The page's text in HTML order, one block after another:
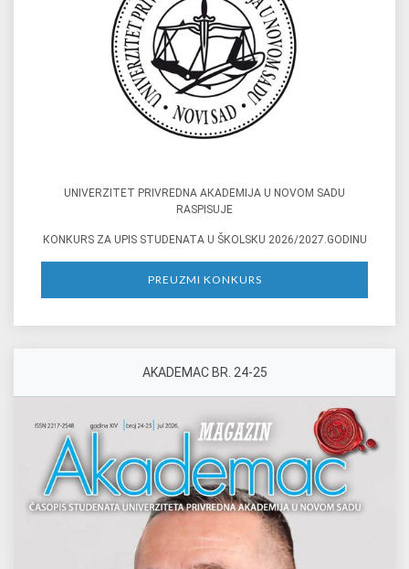
UNIVERZITET PRIVREDNA AКADEMIJA U NOVOM SADU
RASPISUJE
КONКURS ZA UPIS STUDENATA U ŠКOLSКU 2026/2027.GODINU
PREUZMI KONKURS
AKADEMAC BR. 24-25